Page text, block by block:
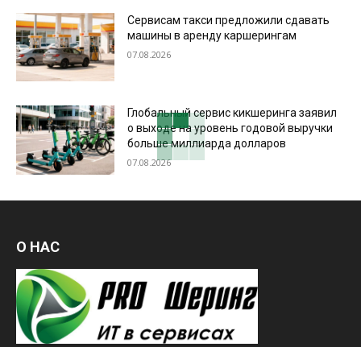
Сервисам такси предложили сдавать
машины в аренду каршерингам
07.08.2026
Глобальный сервис кикшеринга заявил
о выходе на уровень годовой выручки
больше миллиарда долларов
07.08.2026
О НАС